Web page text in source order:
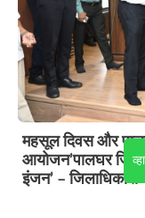
महसूल दिवस और
आयोजन’पालघर जिला
इंजन’ – जिलाधिकारी